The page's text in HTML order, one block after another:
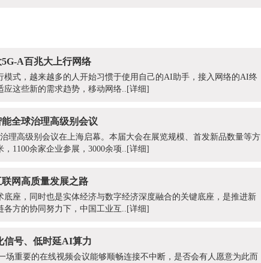
A百兆大上行网络
式，越来越多的人开始习惯于使用自己的AI助手，接入网络的AI终
这些新的需求趋势，移动网络.. [详细]
全球治理高级别会议
理高级别会议在上海启幕。本届大会在展览规模、首发新品数量等方
1100余家企业参展，3000余项..[详细]
网高质量发展之路
座，同时也是实体经济与数字经济深度融合的关键底座，是推进新
方的协同努力下，中国工业互.. [详细]
信号、低时延AI算力
场重要的在线视频会议能够顺畅连接不中断，是否会有人愿意为此而